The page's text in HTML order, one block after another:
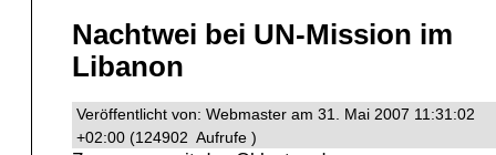
Nachtwei bei UN-Mission im
Libanon
Veröffentlicht von: Webmaster am 31. Mai 2007 11:31:02
+02:00 (124902 Aufrufe )